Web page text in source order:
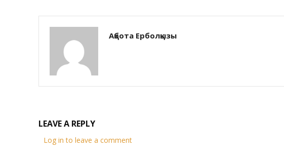
Ақбота Ерболқызы
LEAVE A REPLY
Log in to leave a comment